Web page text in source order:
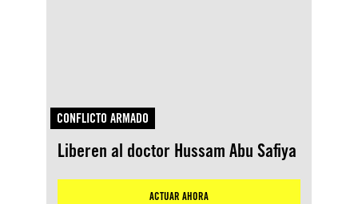
CONFLICTO ARMADO
Liberen al doctor Hussam Abu Safiya
ACTUAR AHORA